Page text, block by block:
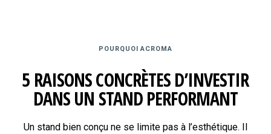
POURQUOI ACROMA
5 RAISONS CONCRÈTES D’INVESTIR
DANS UN STAND PERFORMANT
Un stand bien conçu ne se limite pas à l’esthétique. Il